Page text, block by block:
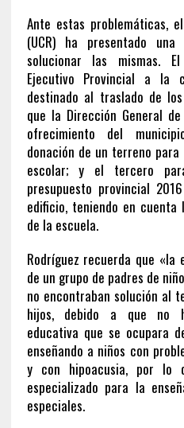
Ante estas problemáticas,
(UCR) ha presentado
solucionar las mismas.
Ejecutivo Provincial a la
destinado al traslado de
que la Dirección General
ofrecimiento del
donación de un terreno
escolar; y el tercero
presupuesto provincial
edificio, teniendo en cuenta
de la escuela.
Rodríguez recuerda que
de un grupo de padres de
no encontraban solución al
hijos, debido a que no
educativa que se ocupara
enseñando a niños con
y con hipoacusia, por lo
especializado para la
especiales.